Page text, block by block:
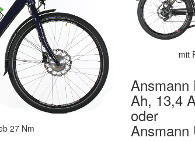
27 Nm
mit
Ah, 13,4
oder
Ansmann